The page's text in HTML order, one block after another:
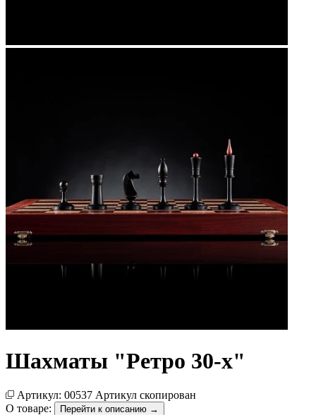
Шахматы "Ретро 30-х"
Артикул: 00537 Артикул скопирован
О товаре:
Перейти к описанию →